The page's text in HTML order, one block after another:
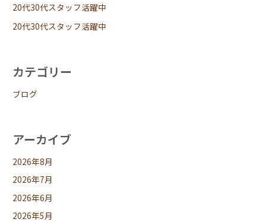
20代30代スタッフ活躍中
20代30代スタッフ活躍中
カテゴリー
ブログ
アーカイブ
2026年8月
2026年7月
2026年6月
2026年5月